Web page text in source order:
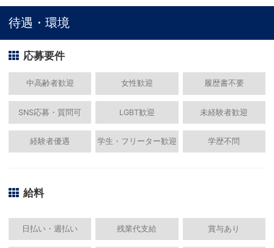
待遇・環境
応募要件
中高齢者歓迎 女性歓迎 履歴書不要
SNS応募・質問可 LGBT歓迎 未経験者歓迎
経験者優遇 学生・フリーター歓迎 学歴不問
給料
日払い・週払い 残業代支給 賞与あり